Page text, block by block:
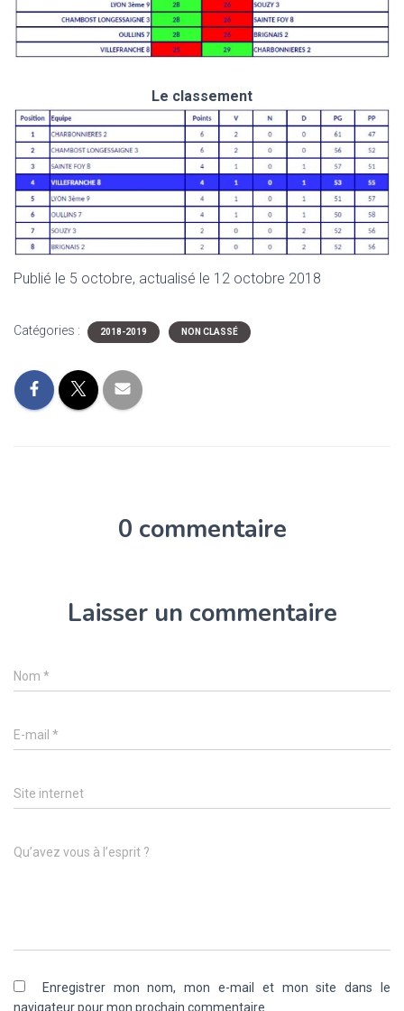
Le classement
Publié le 5 octobre, actualisé le 12 octobre 2018
Catégories : 2018-2019 NON CLASSÉ
0 commentaire
Laisser un commentaire
Nom *
E-mail *
Site internet
Qu’avez vous à l’esprit ?
Enregistrer mon nom, mon e-mail et mon site dans le
navigateur pour mon prochain commentaire.